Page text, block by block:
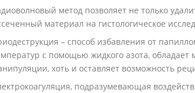
метод позволяет не только
материал на гистологическое
– способ избавления от
с помощью жидкого азота,
хоть и оставляет возможность
подразумевающая